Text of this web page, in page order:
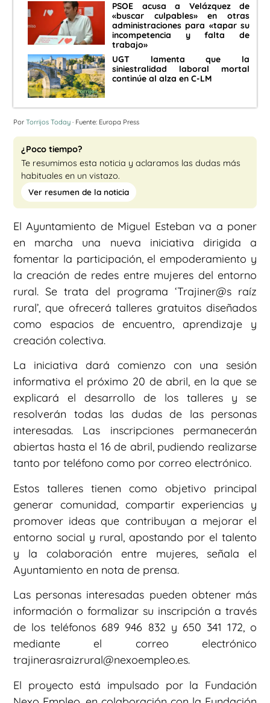
PSOE acusa a Velázquez de
«buscar culpables» en otras
administraciones para «tapar su
incompetencia y falta de
trabajo»
UGT lamenta que la
siniestralidad laboral mortal
continúe al alza en C-LM
Por Torrijos Today · Fuente: Europa Press
¿Poco tiempo?
Te resumimos esta noticia y aclaramos las dudas más
habituales en un vistazo.
Ver resumen de la noticia
El Ayuntamiento de Miguel Esteban va a poner
en marcha una nueva iniciativa dirigida a
fomentar la participación, el empoderamiento y
la creación de redes entre mujeres del entorno
rural. Se trata del programa ‘Trajiner@s raíz
rural’, que ofrecerá talleres gratuitos diseñados
como espacios de encuentro, aprendizaje y
creación colectiva.
La iniciativa dará comienzo con una sesión
informativa el próximo 20 de abril, en la que se
explicará el desarrollo de los talleres y se
resolverán todas las dudas de las personas
interesadas. Las inscripciones permanecerán
abiertas hasta el 16 de abril, pudiendo realizarse
tanto por teléfono como por correo electrónico.
Estos talleres tienen como objetivo principal
generar comunidad, compartir experiencias y
promover ideas que contribuyan a mejorar el
entorno social y rural, apostando por el talento
y la colaboración entre mujeres, señala el
Ayuntamiento en nota de prensa.
Las personas interesadas pueden obtener más
información o formalizar su inscripción a través
de los teléfonos 689 946 832 y 650 341 172, o
mediante el correo electrónico
trajinerasraizrural@nexoempleo.es.
El proyecto está impulsado por la Fundación